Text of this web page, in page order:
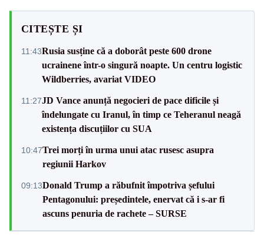
CITEȘTE ȘI
11:43Rusia susține că a doborât peste 600 drone
ucrainene într-o singură noapte. Un centru logistic
Wildberries, avariat VIDEO
11:27JD Vance anunță negocieri de pace dificile și
îndelungate cu Iranul, în timp ce Teheranul neagă
existența discuțiilor cu SUA
10:47Trei morți în urma unui atac rusesc asupra
regiunii Harkov
09:13Donald Trump a răbufnit împotriva șefului
Pentagonului: președintele, enervat că i s-ar fi
ascuns penuria de rachete – SURSE